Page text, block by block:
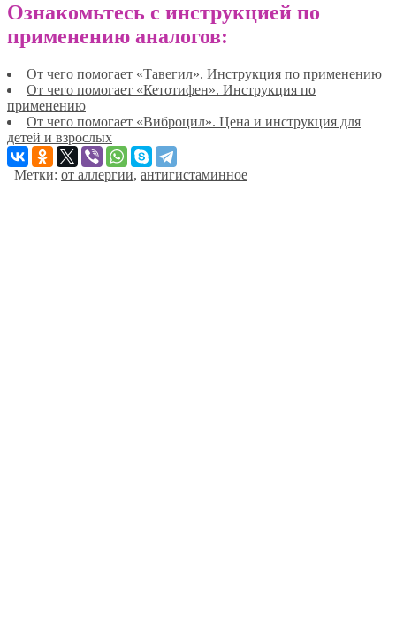
Ознакомьтесь с инструкцией по
применению аналогов:
От чего помогает «Тавегил». Инструкция по применению
От чего помогает «Кетотифен». Инструкция по
применению
От чего помогает «Виброцил». Цена и инструкция для
детей и взрослых
Метки: от аллергии, антигистаминное